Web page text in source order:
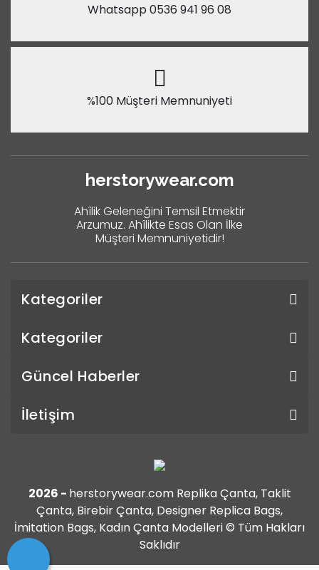
Whatsapp 0536 941 96 08
%100 Müşteri Memnuniyeti
herstorywear.com
Ahîlik Geleneğini Temsil Etmektir
Arzumuz. Ahîlikte Esas Olan İlke
Müşteri Memnuniyetidir!
Kategoriler
Kategoriler
Güncel Haberler
İletişim
2026 - herstorywear.com Replika Çanta, Taklit
Çanta, Birebir Çanta, Designer Replica Bags,
İmitation Bags, Kadın Çanta Modelleri © Tüm Hakları
Saklıdır